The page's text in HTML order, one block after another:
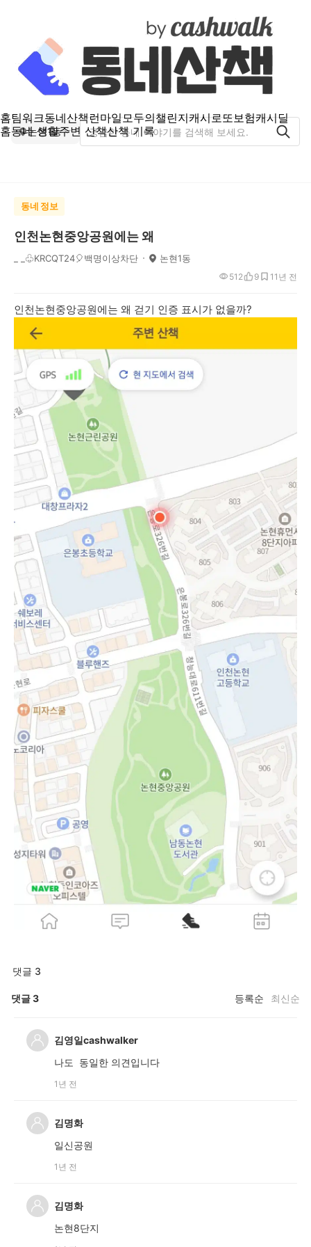
홈팀워크동네산책런마일모두의챌린지캐시로또보험캐시딜
홈동네 생활주변 산책산책 기록
논현1동
동네 정보
인천논현중앙공원에는 왜
_ _♧KRCQT24🎈백명이상차단 논현1동
1년 전
512 9 1
인천논현중앙공원에는 왜 걷기 인증 표시가 없을까?
댓글 3
댓글3 등록순 최신순
김영일cashwalker
나도 동일한 의견입니다
1년 전
김명화
일신공원
1년 전
김명화
논현8단지